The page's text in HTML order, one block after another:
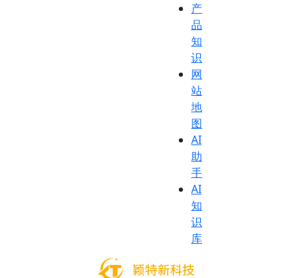
产
品
知
识
网
站
地
图
AI
助
手
AI
知
识
库